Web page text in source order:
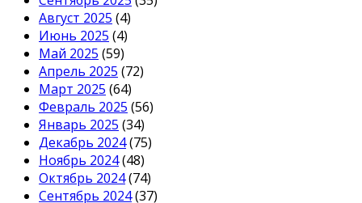
Август 2025 (4)
Июнь 2025 (4)
Май 2025 (59)
Апрель 2025 (72)
Март 2025 (64)
Февраль 2025 (56)
Январь 2025 (34)
Декабрь 2024(75)
Ноябрь 2024(48)
Октябрь 2024(74)
Сентябрь 2024(37)